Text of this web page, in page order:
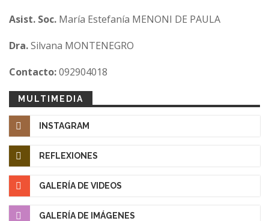
Asist. Soc. María Estefanía MENONI DE PAULA
Dra.Silvana MONTENEGRO
Contacto:092904018
MULTIMEDIA
INSTAGRAM
REFLEXIONES
GALERÍA DE VIDEOS
GALERÍA DE IMÁGENES